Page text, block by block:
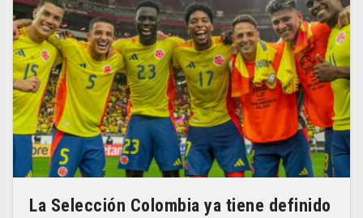
La Selección Colombia ya tiene definido